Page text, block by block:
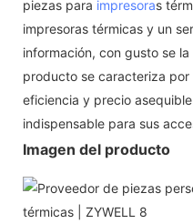
piezas para impresoras
impresoras térmicas y un
información, con gusto se
producto se caracteriza
eficiencia y precio
indispensable para sus
Imagen del producto